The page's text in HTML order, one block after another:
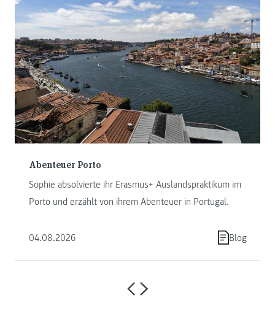
Abenteuer Porto
Sophie absolvierte ihr Erasmus+ Auslandspraktikum im
Porto und erzählt von ihrem Abenteuer in Portugal.
04.08.2026 Blog